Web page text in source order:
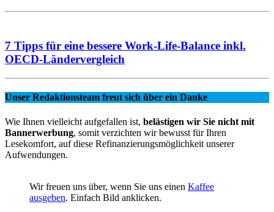
7 Tipps für eine bessere Work-Life-Balance inkl.
OECD-Ländervergleich
Unser Redaktionsteam freut sich über ein Danke
Wie Ihnen vielleicht aufgefallen ist, belästigen wir Sie nicht mit
Bannerwerbung, somit verzichten wir bewusst für Ihren
Lesekomfort, auf diese Refinanzierungsmöglichkeit unserer
Aufwendungen.
Wir freuen uns über, wenn Sie uns einen Kaffee
ausgeben. Einfach Bild anklicken.